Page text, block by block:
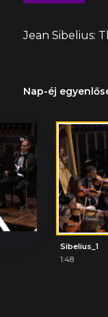
Jean Sibelius:
Nap-éj
Sibelius_1
1:48